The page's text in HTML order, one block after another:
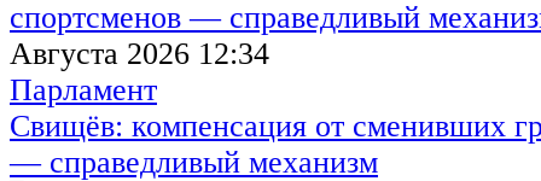
Августа 2026 12:34
Парламент
Свищёв: компенсация от сменивших
— справедливый механизм